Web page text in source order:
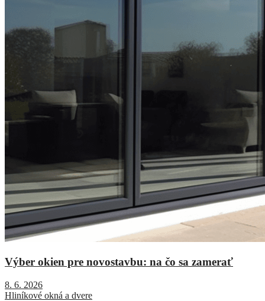
Výber okien pre novostavbu: na čo sa zamerať
8. 6. 2026
Hliníkové okná a dvere